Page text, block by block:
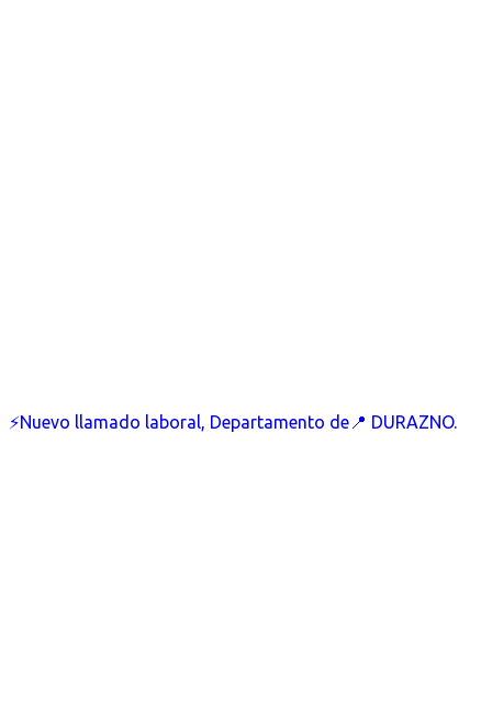
⚡Nuevo llamado laboral, Departamento de📍 DURAZNO.